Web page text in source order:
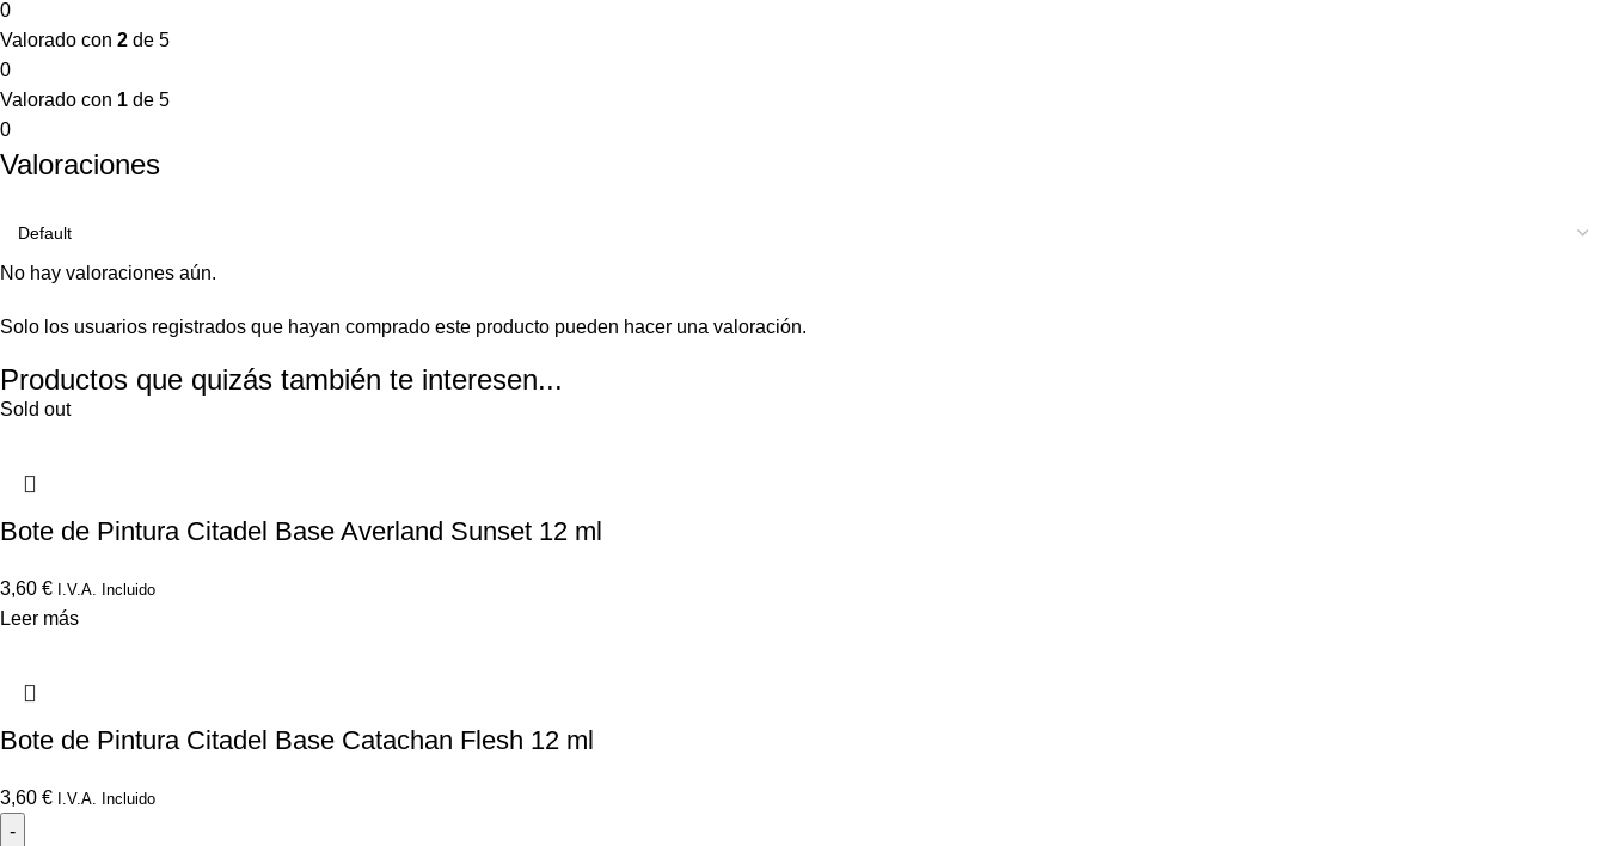
0
Valorado con 2 de 5
0
Valorado con 1 de 5
0
Valoraciones
No hay valoraciones aún.
Solo los usuarios registrados que hayan comprado este producto pueden hacer una valoración.
Productos que quizás también te interesen...
Sold out
Bote de Pintura Citadel Base Averland Sunset 12 ml
3,60 € I.V.A. Incluido
Leer más
Bote de Pintura Citadel Base Catachan Flesh 12 ml
3,60 € I.V.A. Incluido